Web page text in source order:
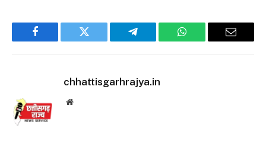
Facebook Twitter Telegram WhatsApp Email
chhattisgarhrajya.in
Website